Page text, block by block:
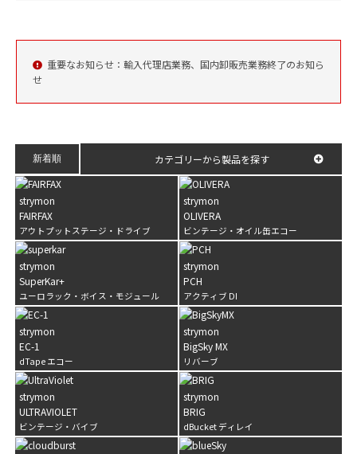
Stereo Active DI
重要なお知らせ：輸入代理店業務、国内卸販売業務終了のお知ら
せ
新着順 カテゴリーから製品を探す
strymon
FAIRFAX
アウトプットステージ・ドライブ
strymon
OLIVERA
ビンテージ・オイル缶エコー
strymon
SuperKar+
ユーロラック・ボイス・モジュール
strymon
PCH
アクティブ DI
strymon
EC-1
dTape エコー
strymon
BigSky MX
リバーブ
strymon
ULTRAVIOLET
ビンテージ・バイブ
strymon
BRIG
dBucket ディレイ